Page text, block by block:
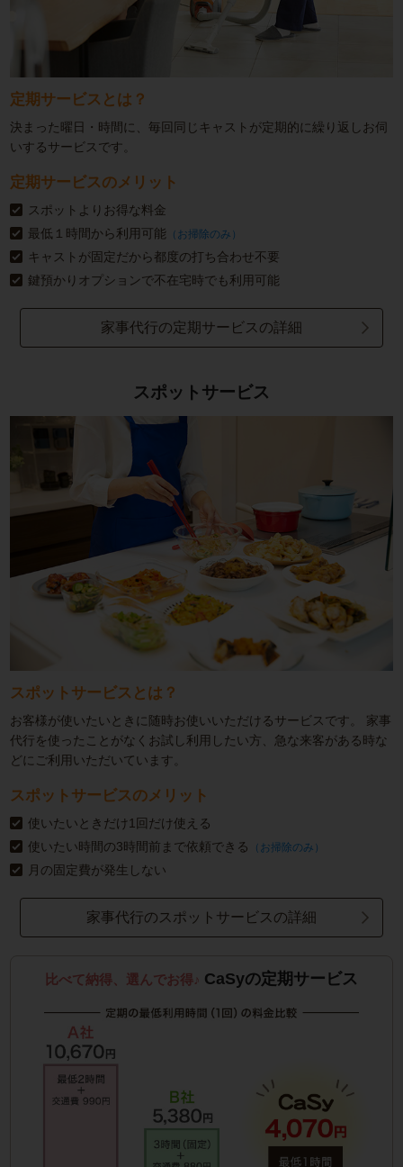
定期サービスとは？
決まった曜日・時間に、毎回同じキャストが定期的に繰り返しお伺
いするサービスです。
定期サービスのメリット
スポットよりお得な料金
最低１時間から利用可能 （お掃除のみ）
キャストが固定だから都度の打ち合わせ不要
鍵預かりオプションで不在宅時でも利用可能
家事代行の定期サービスの詳細
スポットサービス
スポットサービスとは？
お客様が使いたいときに随時お使いいただけるサービスです。
家事
代行を使ったことがなくお試し利用したい方、急な来客がある時な
どにご利用いただいています。
スポットサービスのメリット
使いたいときだけ1回だけ使える
使いたい時間の3時間前まで依頼できる
（お掃除のみ）
月の固定費が発生しない
家事代行のスポットサービスの詳細
比べて納得、選んでお得♪ CaSyの定期サービス